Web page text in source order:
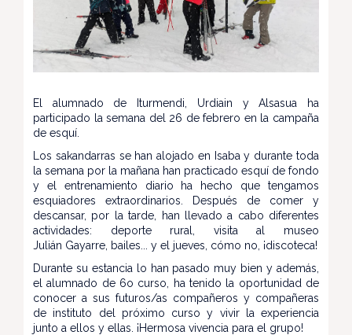
El alumnado de Iturmendi, Urdiain y Alsasua ha
participado la semana del 26 de febrero en la campaña
de esquí.
Los sakandarras se han alojado en Isaba y durante toda
la semana por la mañana han practicado esquí de fondo
y el entrenamiento diario ha hecho que tengamos
esquiadores extraordinarios. Después de comer y
descansar, por la tarde, han llevado a cabo diferentes
actividades: deporte rural, visita al museo
Julián Gayarre, bailes... y el jueves, cómo no, ¡discoteca!
Durante su estancia lo han pasado muy bien y además,
el alumnado de 6o curso, ha tenido la oportunidad de
conocer a sus futuros/as compañeros y compañeras
de instituto del próximo curso y vivir la experiencia
junto a ellos y ellas. ¡Hermosa vivencia para el grupo!